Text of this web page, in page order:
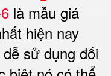
là mẫu giá
hiện nay
sử dụng đối